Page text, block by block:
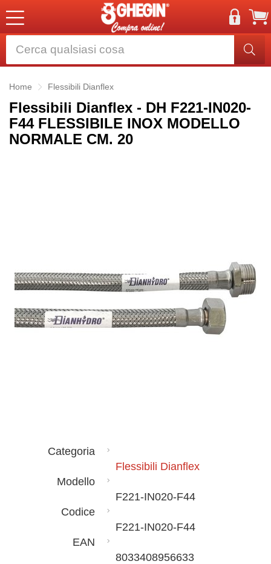
Home Flessibili Dianflex
Flessibili Dianflex - DH F221-IN020-
F44 FLESSIBILE INOX MODELLO
NORMALE CM. 20
Categoria
Flessibili Dianflex
Modello
F221-IN020-F44
Codice
F221-IN020-F44
EAN
8033408956633